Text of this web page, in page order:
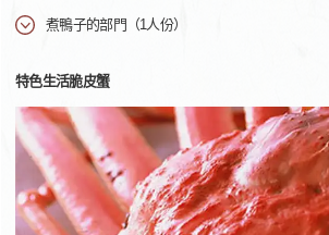
煮鴨子的部門（1人份）
特色生活脆皮蟹